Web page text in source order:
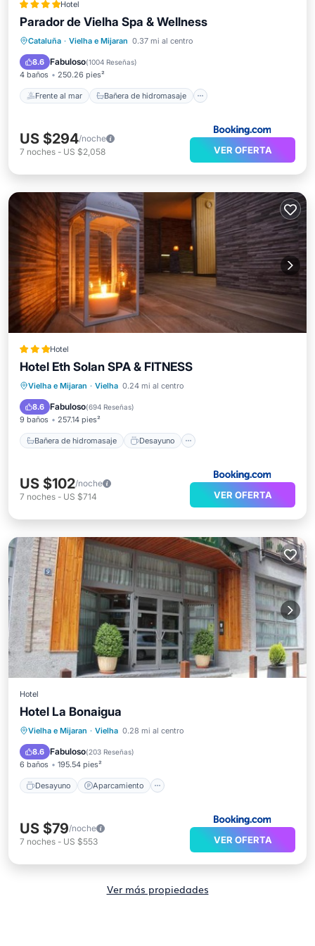
Hotel
Parador de Vielha Spa & Wellness
Cataluña · Vielha e Mijaran 0.37 mi al centro
8.6 Fabuloso(1004 Reseñas)
4 baños 250.26 pies²
Frente al mar Bañera de hidromasaje
Frente al mar
Bañera de hidromasaje
Desayuno
Aparcamiento
US $294/noche
7 noches - US $2,058 VER OFERTA
Hotel
Hotel Eth Solan SPA & FITNESS
Vielha e Mijaran · Vielha 0.24 mi al centro
8.6 Fabuloso(694 Reseñas)
9 baños 257.14 pies²
Bañera de hidromasaje Desayuno
Bañera de hidromasaje
Desayuno
Estación de carga para vehículos eléctricos
Aparcamiento
US $102/noche
7 noches - US $714 VER OFERTA
Hotel
Hotel La Bonaigua
Vielha e Mijaran · Vielha 0.28 mi al centro
8.6 Fabuloso(203 Reseñas)
6 baños 195.54 pies²
Desayuno Aparcamiento
Desayuno Aparcamiento
Internet
US $79/noche
7 noches - US $553 VER OFERTA
Ver más propiedades